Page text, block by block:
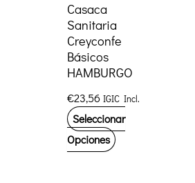
en
la
página
producto
Casaca
Sanitaria
Creyconfe
Básicos
HAMBURGO
€23,56 IGIC Incl.
Seleccionar
Opciones Este